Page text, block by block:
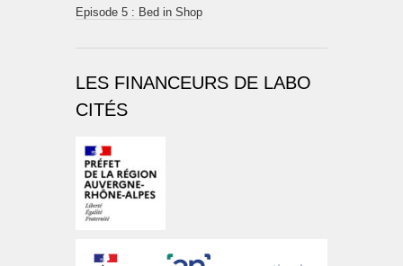
Episode 5 : Bed in Shop
LES FINANCEURS DE LABO
CITÉS